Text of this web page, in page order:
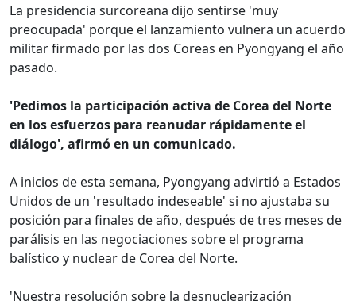
La presidencia surcoreana dijo sentirse 'muy
preocupada' porque el lanzamiento vulnera un acuerdo
militar firmado por las dos Coreas en Pyongyang el año
pasado.
'Pedimos la participación activa de Corea del Norte
en los esfuerzos para reanudar rápidamente el
diálogo', afirmó en un comunicado.
A inicios de esta semana, Pyongyang advirtió a Estados
Unidos de un 'resultado indeseable' si no ajustaba su
posición para finales de año, después de tres meses de
parálisis en las negociaciones sobre el programa
balístico y nuclear de Corea del Norte.
'Nuestra resolución sobre la desnuclearización